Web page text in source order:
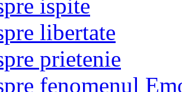
ispite
libertate
prietenie
fenomenul